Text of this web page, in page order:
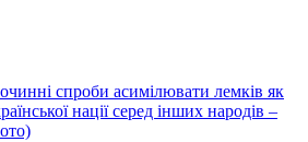
спроби асимілювати лемків як
нації серед інших народів –